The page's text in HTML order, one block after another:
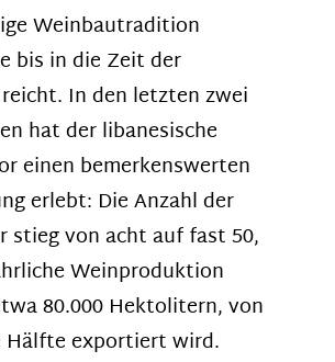
Weinbautradition
bis in die Zeit der
In den letzten zwei
hat der libanesische
einen bemerkenswerten
erlebt: Die Anzahl der
stieg von acht auf fast 50,
Weinproduktion
80.000 Hektolitern, von
Hälfte exportiert wird.